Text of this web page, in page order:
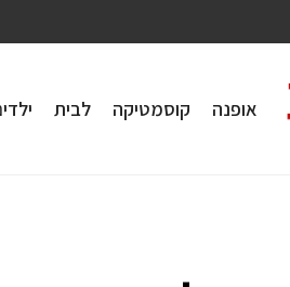
אופנה קוסמטיקה לבית